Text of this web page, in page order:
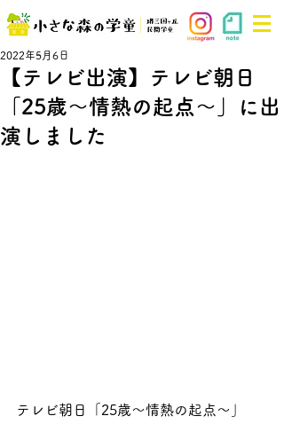
【テレビ出演】テレビ朝日
「25歳～情熱の起点～」に出
演しました
2022年5月6日
テレビ朝日「25歳～情熱の起点～」